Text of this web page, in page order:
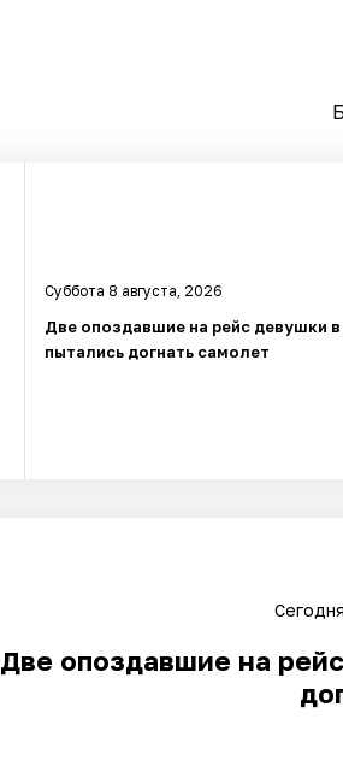
Суббота 8 августа, 2026
Две опоздавшие на рейс девушки
пытались догнать самолет
Две опоздавшие на